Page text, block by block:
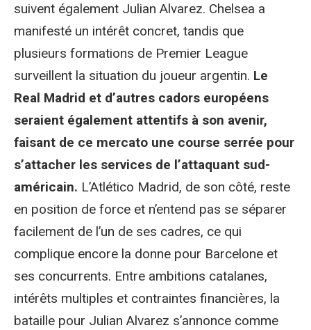
suivent également Julian Alvarez. Chelsea a
manifesté un intérêt concret, tandis que
plusieurs formations de Premier League
surveillent la situation du joueur argentin. Le
Real Madrid et d’autres cadors européens
seraient également attentifs à son avenir,
faisant de ce mercato une course serrée pour
s’attacher les services de l’attaquant sud-
américain. L’Atlético Madrid, de son côté, reste
en position de force et n’entend pas se séparer
facilement de l’un de ses cadres, ce qui
complique encore la donne pour Barcelone et
ses concurrents. Entre ambitions catalanes,
intérêts multiples et contraintes financières, la
bataille pour Julian Alvarez s’annonce comme